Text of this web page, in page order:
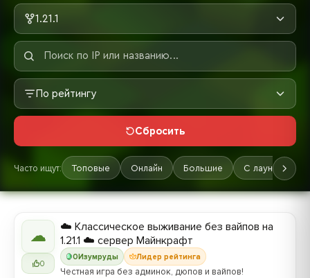
1.21.1
По рейтингу
Сбросить
Часто ищут: Топовые Онлайн Большие С лаунчером
☁
0
0Изумруды Лидер рейтинга
☁️ Классическое выживание без вайпов на
1.21.1 ☁️ сервер Майнкрафт
Честная игра без админок, дюпов и вайпов!